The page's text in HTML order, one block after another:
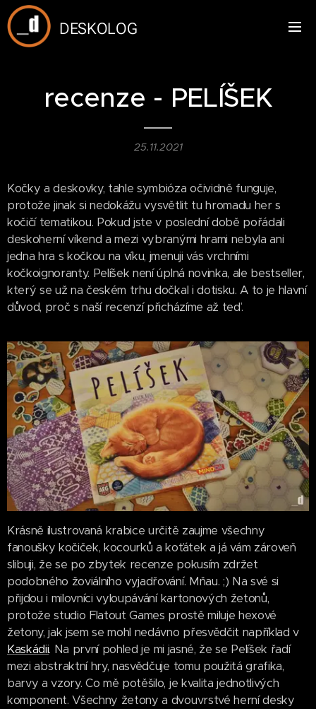
DESKOLOG
recenze - PELÍŠEK
25.11.2021
Kočky a deskovky, tahle symbióza očividně funguje,
protože jinak si nedokážu vysvětlit tu hromadu her s
kočičí tematikou. Pokud jste v poslední době pořádali
deskoherní víkend a mezi vybranými hrami nebyla ani
jedna hra s kočkou na víku, jmenuji vás vrchními
kočkoignoranty. Pelíšek není úplná novinka, ale bestseller,
který se už na českém trhu dočkal i dotisku. A to je hlavní
důvod, proč s naší recenzí přicházíme až teď.
Krásně ilustrovaná krabice určitě zaujme všechny
fanoušky kočiček, kocourků a koťátek a já vám zároveň
slibuji, že se po zbytek recenze pokusím zdržet
podobného žoviálního vyjadřování. Mňau. ;) Na své si
přijdou i milovníci vyloupávání kartonových žetonů,
protože studio Flatout Games prostě miluje hexové
žetony, jak jsem se mohl nedávno přesvědčit například v
Kaskádii. Na první pohled je mi jasné, že se Pelíšek řadí
mezi abstraktní hry, nasvědčuje tomu použitá grafika,
barvy a vzory. Co mě potěšilo, je kvalita jednotlivých
komponent. Všechny žetony a dvouvrstvé herní desky